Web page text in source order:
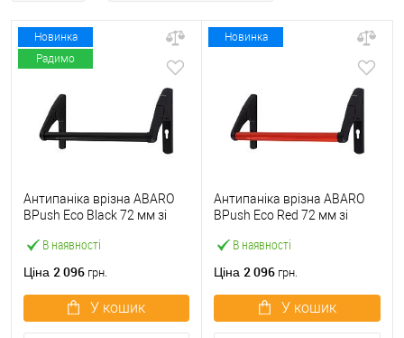
Новинка
Радимо
В наявності
Антипаніка врізна ABARO
BPush Eco Black 72 мм зі
Ціна 2 096 грн.
У кошик
Новинка
В наявності
Антипаніка врізна ABARO
BPush Eco Red 72 мм зі
Ціна 2 096 грн.
У кошик